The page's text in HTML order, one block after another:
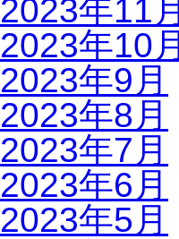
2023年11月
2023年10月
2023年9月
2023年8月
2023年7月
2023年6月
2023年5月